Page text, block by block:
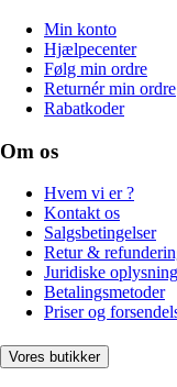
Min konto
Hjælpecenter
Følg min ordre
Returnér min ordre
Rabatkoder
Om os
Hvem vi er ?
Kontakt os
Salgsbetingelser
Retur &
Juridiske
Betalingsmetoder
Priser og
Vores butikker